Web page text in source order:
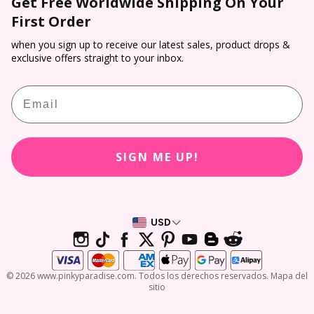
Términos de Servicio
Política de reembolso
Lentes de contacto para Halloween
Lentes de contacto para cosplay
Calculadora de prescripción de lentes de contacto
Pago
Seguimiento y localización
Devolución y cancelación
Recompensas PP
Reseñas de clientes
Envío directo
Programa de afiliados
First Order
when you sign up to receive our latest sales, product drops &
exclusive offers straight to your inbox.
Email
SIGN ME UP!
USD
© 2026 www.pinkyparadise.com. Todos los derechos reservados. Mapa del
sitio